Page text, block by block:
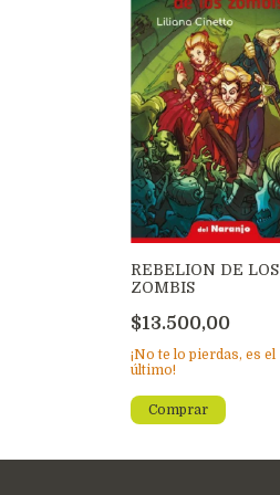
REBELION DE LOS
ZOMBIS
$13.500,00
¡No te lo pierdas, es el
último!